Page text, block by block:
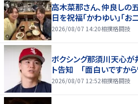
高木菜那さん、仲良しの
日を祝福「かわゆい」「
2026/08/07 14:20相撲格闘技
ボクシング那須川天心
ト告知 「面白いですから
2026/08/07 12:52相撲格闘技